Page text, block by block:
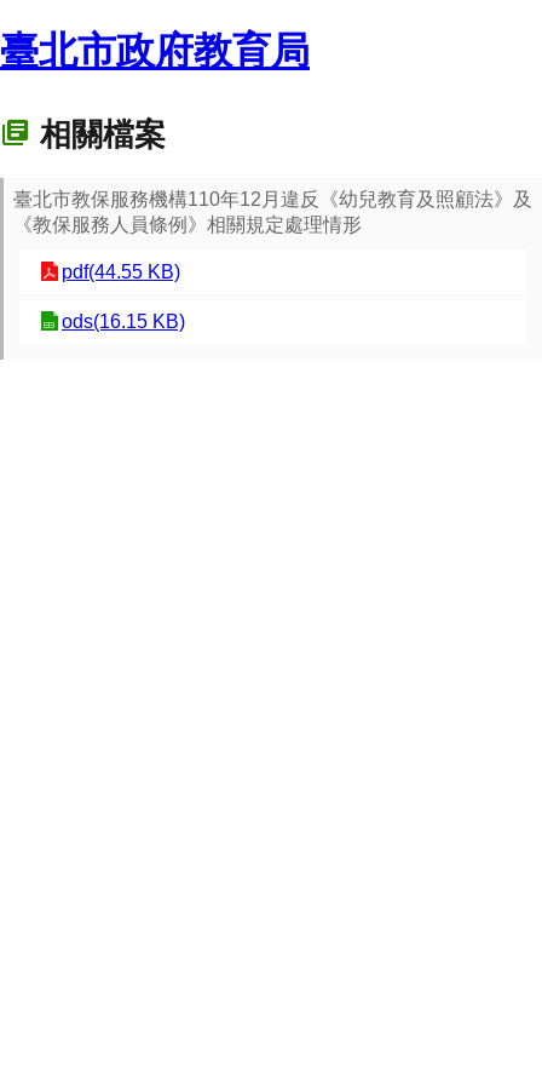
臺北市政府教育局
相關檔案
臺北市教保服務機構110年12月違反《幼兒教育及照顧法》及
《教保服務人員條例》相關規定處理情形
pdf(44.55 KB)
ods(16.15 KB)